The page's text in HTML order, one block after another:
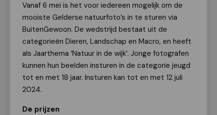
Vanaf 6 mei is het voor iedereen mogelijk om de
mooiste Gelderse natuurfoto’s in te sturen via
BuitenGewoon. De wedstrijd bestaat uit de
categorieën Dieren, Landschap en Macro, en heeft
als Jaarthema ‘Natuur in de wijk’. Jonge fotografen
kunnen hun beelden insturen in de categorie jeugd
tot en met 18 jaar. Insturen kan tot en met 12 juli
2024.
De prijzen